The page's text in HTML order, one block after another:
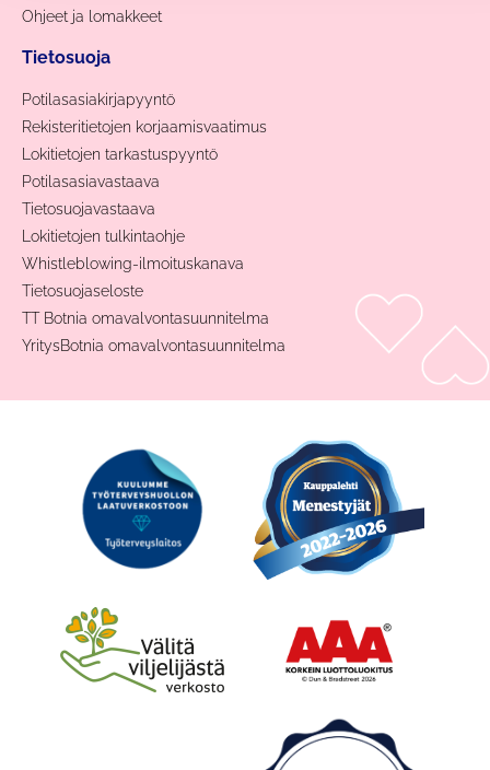
Ohjeet ja lomakkeet
Tietosuoja
Potilasasiakirjapyyntö
Rekisteritietojen korjaamisvaatimus
Lokitietojen tarkastuspyyntö
Potilasasiavastaava
Tietosuojavastaava
Lokitietojen tulkintaohje
Whistleblowing-ilmoituskanava
Tietosuojaseloste
TT Botnia omavalvontasuunnitelma
YritysBotnia omavalvontasuunnitelma